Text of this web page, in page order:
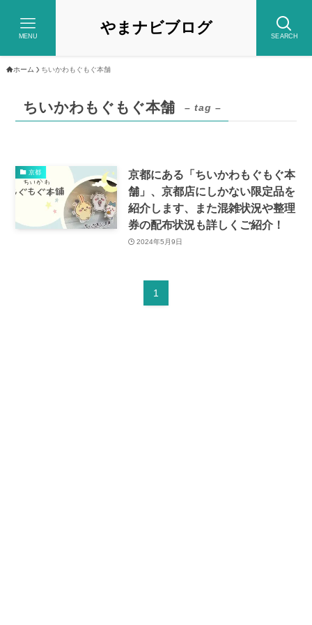
やまナビブログ SEARCH
MENU
ホーム ちいかわもぐもぐ本舗
ちいかわもぐもぐ本舗 – tag –
京都
京都にある「ちいかわもぐもぐ本
舗」、京都店にしかない限定品を
紹介します、また混雑状況や整理
券の配布状況も詳しくご紹介！
2024年5月9日
1